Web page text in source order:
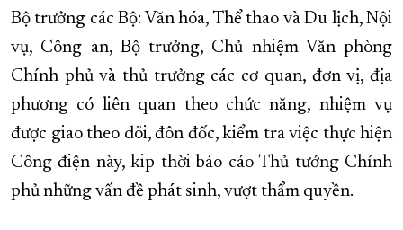
Bộ trưởng các Bộ: Văn hóa, Thể thao và Du lịch, Nội
vụ, Công an, Bộ trưởng, Chủ nhiệm Văn phòng
Chính phủ và thủ trưởng các cơ quan, đơn vị, địa
phương có liên quan theo chức năng, nhiệm vụ
được giao theo dõi, đôn đốc, kiểm tra việc thực hiện
Công điện này, kip thời báo cáo Thủ tướng Chính
phủ những vấn đề phát sinh, vượt thẩm quyền.